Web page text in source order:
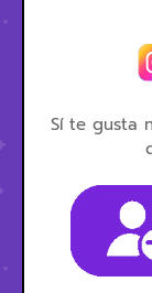
Sí te gusta